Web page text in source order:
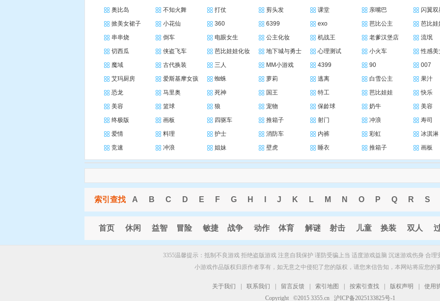
奥比岛
不知火舞 打仗 剪头发 课堂 亲嘴巴
闪翼
掀美女裙子
小花仙 360 6399 exo 芭比公主
芭比娃
串串烧
倒车 电眼女生 公主化妆 机战王 老爹汉堡店
流氓
切西瓜
侠盗飞车 芭比娃娃化妆 地下城与勇士 心理测试 小火车
性感美
魔域
古代换装 三人 MM小游戏 4399 90
007
艾玛厨房
爱斯基摩女孩 蜘蛛 萝莉 逃离 白雪公主
果汁
恐龙
马里奥 死神 国王 特工 芭比娃娃
快乐
美容
篮球 狼 宠物 保龄球 奶牛
美容
终极版
画板 四驱车 推箱子 射门 冲浪
寿司
爱情
料理 护士 消防车 内裤 彩虹
冰淇淋
竞速
冲浪 姐妹 壁虎 睡衣 推箱子 画板
索引查找 A B C D E F G H J K L M N O P Q R S
首页 休闲 益智 冒险 敏捷 战争 动作 体育 解谜 射击 儿童 换装 双人
3355温馨提示：抵制不良游戏 拒绝盗版游戏 注意自我保护 谨防受骗上当 适度游戏益脑 沉迷游戏伤身 合理
小游戏作品版权归原作者享有，如无意之中侵犯了您的版权，请您来信告知，本网站将应您的
关于我们 联系我们 留言反馈 索引地图 按索引查找 版权声明
使用
Copyright ©2015 3355.cn 沪ICP备2025133825号-1